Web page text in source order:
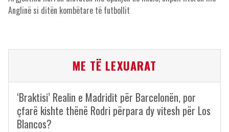
Anglinë si ditën kombëtare të futbollit
ME TË LEXUARAT
‘Braktisi’ Realin e Madridit për Barcelonën, por
çfarë kishte thënë Rodri përpara dy vitesh për Los
Blancos?